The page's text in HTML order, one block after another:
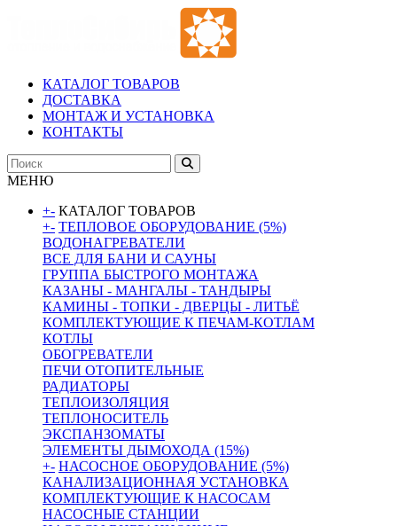
КАТАЛОГ ТОВАРОВ
ДОСТАВКА
МОНТАЖ И УСТАНОВКА
КОНТАКТЫ
МЕНЮ
+- КАТАЛОГ ТОВАРОВ
+- ТЕПЛОВОЕ ОБОРУДОВАНИЕ (5%)
ВОДОНАГРЕВАТЕЛИ
ВСЕ ДЛЯ БАНИ И САУНЫ
ГРУППА БЫСТРОГО МОНТАЖА
КАЗАНЫ - МАНГАЛЫ - ТАНДЫРЫ
КАМИНЫ - ТОПКИ - ДВЕРЦЫ - ЛИТЬЁ
КОМПЛЕКТУЮЩИЕ К ПЕЧАМ-КОТЛАМ
КОТЛЫ
ОБОГРЕВАТЕЛИ
ПЕЧИ ОТОПИТЕЛЬНЫЕ
РАДИАТОРЫ
ТЕПЛОИЗОЛЯЦИЯ
ТЕПЛОНОСИТЕЛЬ
ЭКСПАНЗОМАТЫ
ЭЛЕМЕНТЫ ДЫМОХОДА (15%)
+- НАСОСНОЕ ОБОРУДОВАНИЕ (5%)
КАНАЛИЗАЦИОННАЯ УСТАНОВКА
КОМПЛЕКТУЮЩИЕ К НАСОСАМ
НАСОСНЫЕ СТАНЦИИ